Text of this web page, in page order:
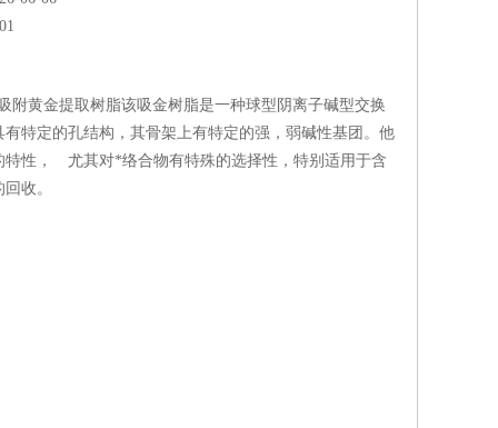
附黄金提取树脂该吸金树脂是一种球型阴离子碱型交换
有特定的孔结构，其骨架上有特定的强，弱碱性基团。他
特性， 尤其对*络合物有特殊的选择性，特别适用于含
收。